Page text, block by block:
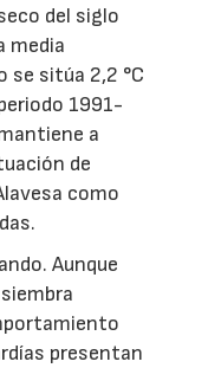
del siglo
media
se sitúa 2,2 °C
1991-
a
de
como
Aunque
presentan